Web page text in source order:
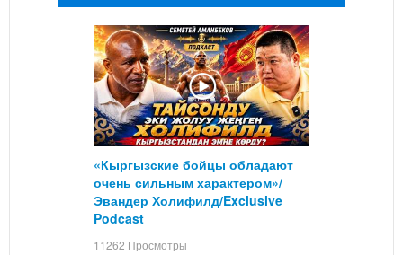
«Кыргызские бойцы обладают
очень сильным характером»/
Эвандер Холифилд/Exclusive
Podcast
11262 Просмотры